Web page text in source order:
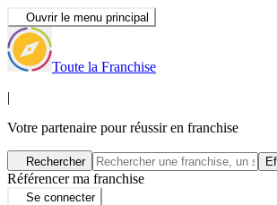
Ouvrir le menu principal
Toute la Franchise
|
Votre partenaire pour réussir en franchise
Rechercher
Référencer ma franchise
Se connecter